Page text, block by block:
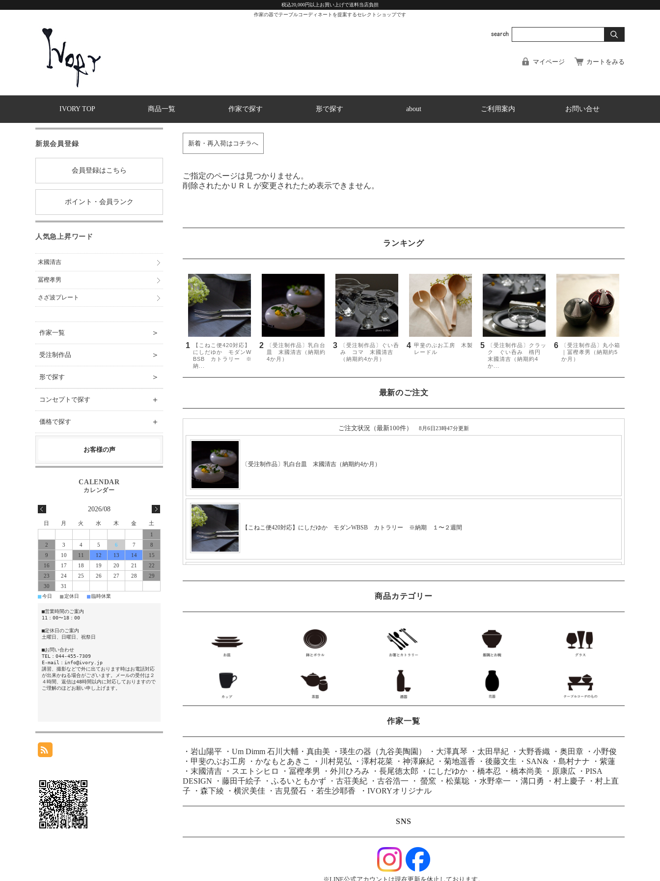
税込20,000円以上お買い上げで送料当店負担
作家の器でテーブルコーディネートを提案するセレクトショップです
マイページ カートをみる
IVORY TOP 商品一覧 作家で探す 形で探す about ご利用案内 お問い合せ
新着・再入荷はコチラへ
ご指定のページは見つかりません。
削除されたかＵＲＬが変更されたため表示できません。
ランキング
最新のご注文
商品カテゴリー
作家一覧
・ 岩山陽平 ・ Um Dimm 石川大輔・真由美 ・ 瑛生の器（九谷美陶園） ・ 大澤真琴 ・ 太田早紀 ・ 大野香織 ・ 奥田章 ・ 小野俊
・ 甲斐のぶお工房 ・ かなもとあきこ ・ 川村晃弘 ・ 澤村花菜 ・ 神澤麻紀 ・ 菊地遥香 ・ 後藤文生 ・ SAN& ・ 島村ナナ ・ 紫蓮
・ 末國清吉 ・ スエトシヒロ ・ 冨樫孝男 ・ 外川ひろみ ・ 長尾徳太郎 ・ にしだゆか ・ 橋本忍 ・ 橋本尚美 ・ 原康広 ・ PISA
DESIGN
・ 藤田千絵子 ・ ふるいともかず ・ 古荘美紀 ・ 古谷浩一 ・ 螢窯 ・ 松葉聡 ・ 水野幸一 ・ 溝口勇 ・ 村上慶子 ・ 村上直
子
・ 森下綾 ・ 横沢美佳 ・ 吉見螢石 ・ 若生沙耶香 ・ IVORYオリジナル
SNS
※LINE公式アカウントは現在更新を休止しております。
新規会員登録
会員登録はこちら
ポイント・会員ランク
人気急上昇ワード
末國清吉
冨樫孝男
さざ波プレート
作家一覧 ＞
受注制作品 ＞
形で探す ＞
コンセプトで探す ＋
価格で探す ＋
お客様の声
2026/08
日 月 火 水 木 金
土
1
2
3 4 5 6 7
8
9
10 11 12 13 14
15
16
17 18 19 20 21
22
23
24 25 26 27 28
29
30
31
■今日 ■定休日 ■臨時休業
■営業時間のご案内
11：00〜18：00
■定休日のご案内
土曜日、日曜日、祝祭日
■お問い合わせ
TEL：044-455-7309
E-mail：info@ivory.jp
講習、撮影などで外に出ております時はお電話対応
が出来かねる場合がございます。メールの受付は２
４時間、返信は48時間以内に対応しておりますので
ご理解のほどお願い申し上げます。